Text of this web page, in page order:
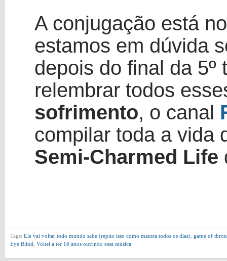
A conjugação está
estamos em dúvida
depois do final da 5º
relembrar todos
sofrimento, o canal
compilar toda a vida
Semi-Charmed Life
Tags: Ele vai voltar todo mundo sabe (repito isso como mantra todos os dias) game of
Eye Blind Voltei a ter 16 anos ouvindo essa música